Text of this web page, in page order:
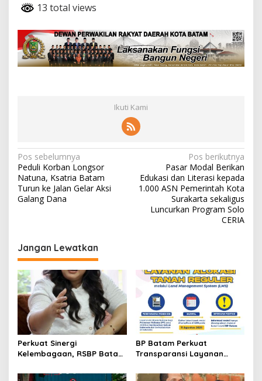
13 total views
Ikuti Kami
N
a
v
a
s
i
p
o
s
Pos sebelumnya
Peduli Korban Longsor
Natuna, Ksatria Batam
Turun ke Jalan Gelar Aksi
Galang Dana
Pos berikutnya
Pasar Modal Berikan
Edukasi dan Literasi kepada
1.000 ASN Pemerintah Kota
Surakarta sekaligus
Luncurkan Program Solo
CERIA
Jangan Lewatkan
Perkuat Sinergi
Kelembagaan, RSBP Batam
Pelayanan dan
BP Batam Perkuat
Transparansi Layanan
Reguler Segera Hadir